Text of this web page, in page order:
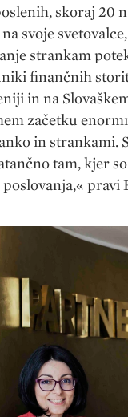
skoraj 20
svoje
strankam
finančnih
in na
začetku
in strankami.
tam, kjer
poslovanja,« pravi